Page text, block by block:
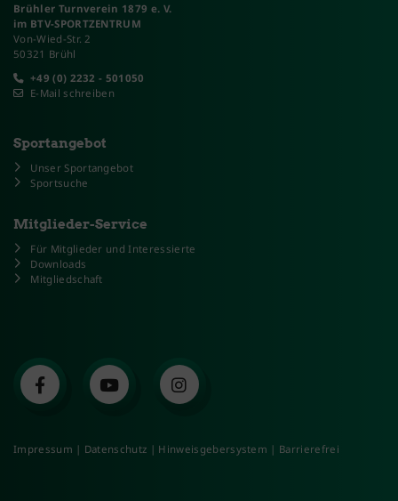
Brühler Turnverein 1879 e. V.
im BTV-SPORTZENTRUM
Von-Wied-Str. 2
50321 Brühl
+49 (0) 2232 - 501050
E-Mail schreiben
Sportangebot
Unser Sportangebot
Sportsuche
Mitglieder-Service
Für Mitglieder und Interessierte
Downloads
Mitgliedschaft
Impressum | Datenschutz | Hinweisgebersystem | Barrierefrei